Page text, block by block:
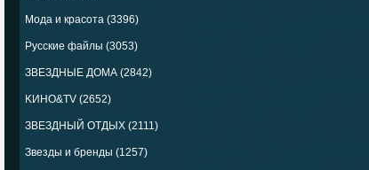
Мода и красота (3396)
Русские файлы (3053)
ЗВЕЗДНЫЕ ДОМА (2842)
KИНО&TV (2652)
ЗВЕЗДНЫЙ ОТДЫХ (2111)
Звезды и бренды (1257)